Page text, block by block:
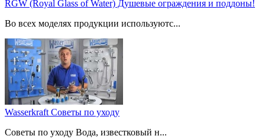
RGW (Royal Glass of Water) Душевые ограждения и поддоны!
Во всех моделях продукции используютс...
Wasserkraft Советы по уходу
Советы по уходу Вода, известковый н...